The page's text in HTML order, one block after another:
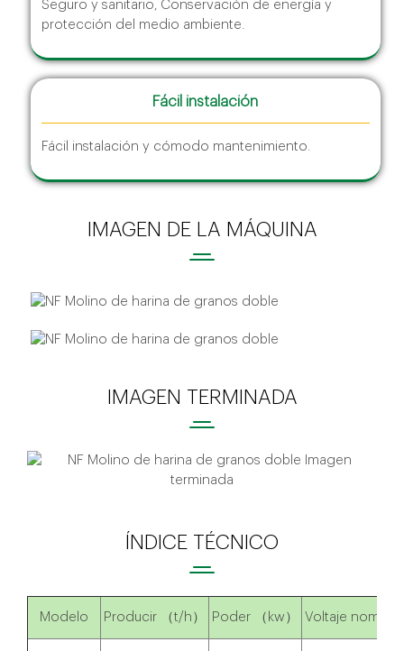
Seguro y sanitario, Conservación de energía y
protección del medio ambiente.
Fácil instalación
Fácil instalación y cómodo mantenimiento.
IMAGEN DE LA MÁQUINA
IMAGEN TERMINADA
ÍNDICE TÉCNICO
Modelo Producir （t/h） Poder （kw） Voltaje